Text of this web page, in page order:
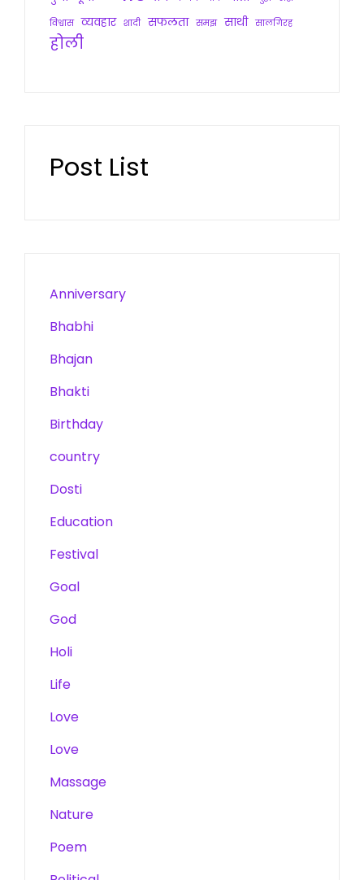
विश्वास व्यवहार शादी सफलता समझ साथी सालगिरह
होली
Post List
Anniversary
Bhabhi
Bhajan
Bhakti
Birthday
country
Dosti
Education
Festival
Goal
God
Holi
Life
Love
Love
Massage
Nature
Poem